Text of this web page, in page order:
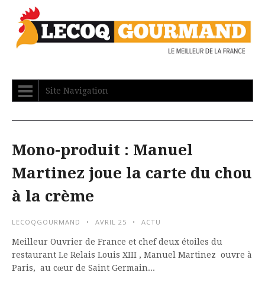
Site Navigation
Mono-produit : Manuel
Martinez joue la carte du chou
à la crème
LECOQGOURMAND AVRIL 25 ACTU
Meilleur Ouvrier de France et chef deux étoiles du
restaurant Le Relais Louis XIII , Manuel Martinez ouvre à
Paris, au cœur de Saint Germain...